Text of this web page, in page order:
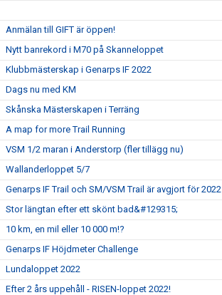
Anmälan till GIFT är öppen!
Nytt banrekord i M70 på Skanneloppet
Klubbmästerskap i Genarps IF 2022
Dags nu med KM
Skånska Mästerskapen i Terräng
A map for more Trail Running
VSM 1/2 maran i Anderstorp (fler tillägg nu)
Wallanderloppet 5/7
Genarps IF Trail och SM/VSM Trail är avgjort för 2022
Stor längtan efter ett skönt bad&#129315;
10 km, en mil eller 10 000 m!?
Genarps IF Höjdmeter Challenge
Lundaloppet 2022
Efter 2 års uppehåll - RISEN-loppet 2022!